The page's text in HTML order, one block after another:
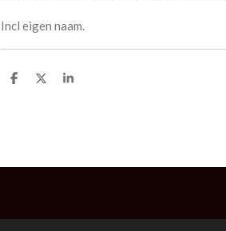
Incl eigen naam.
D
D
S